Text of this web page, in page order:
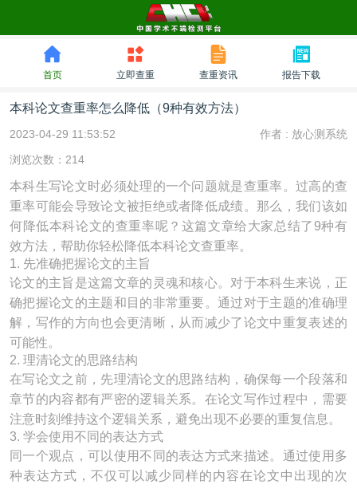
首页 立即查重 查重资讯 报告下载
本科论文查重率怎么降低（9种有效方法）
2023-04-29 11:53:52 作者 : 放心测系统
浏览次数：214
本科生写论文时必须处理的一个问题就是查重率。过高的查
重率可能会导致论文被拒绝或者降低成绩。那么，我们该如
何降低本科论文的查重率呢？这篇文章给大家总结了9种有
效方法，帮助你轻松降低本科论文查重率。
1. 先准确把握论文的主旨
论文的主旨是这篇文章的灵魂和核心。对于本科生来说，正
确把握论文的主题和目的非常重要。通过对于主题的准确理
解，写作的方向也会更清晰，从而减少了论文中重复表述的
可能性。
2. 理清论文的思路结构
在写论文之前，先理清论文的思路结构，确保每一个段落和
章节的内容都有严密的逻辑关系。在论文写作过程中，需要
注意时刻维持这个逻辑关系，避免出现不必要的重复信息。
3. 学会使用不同的表达方式
同一个观点，可以使用不同的表达方式来描述。通过使用多
种表达方式，不仅可以减少同样的内容在论文中出现的次